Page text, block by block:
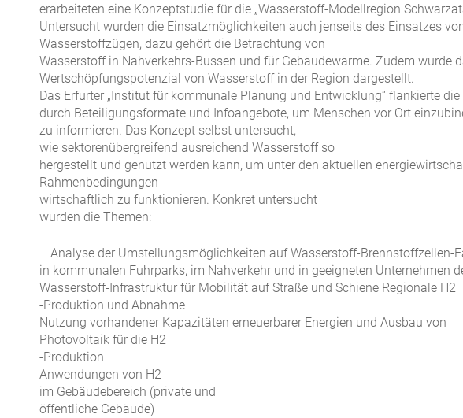
erarbeiteten eine Konzeptstudie für die „Wasserstoff-Modellregion
Untersucht wurden die Einsatzmöglichkeiten auch jenseits des Einsatzes
Wasserstoffzügen, dazu gehört die Betrachtung von
Wasserstoff in Nahverkehrs-Bussen und für Gebäudewärme. Zudem wurde
Wertschöpfungspotenzial von Wasserstoff in der Region dargestellt.
Das Erfurter „Institut für kommunale Planung und Entwicklung“ flankierte die
durch Beteiligungsformate und Infoangebote, um Menschen vor Ort
zu informieren. Das Konzept selbst untersucht,
wie sektorenübergreifend ausreichend Wasserstoff so
hergestellt und genutzt werden kann, um unter den aktuellen
Rahmenbedingungen
wirtschaftlich zu funktionieren. Konkret untersucht
wurden die Themen:
– Analyse der Umstellungsmöglichkeiten auf Wasserstoff-Brennstoffzellen-
in kommunalen Fuhrparks, im Nahverkehr und in geeigneten Unternehmen
Wasserstoff-Infrastruktur für Mobilität auf Straße und Schiene Regionale H2
-Produktion und Abnahme
Nutzung vorhandener Kapazitäten erneuerbarer Energien und Ausbau von
Photovoltaik für die H2
-Produktion
Anwendungen von H2
im Gebäudebereich (private und
öffentliche Gebäude)